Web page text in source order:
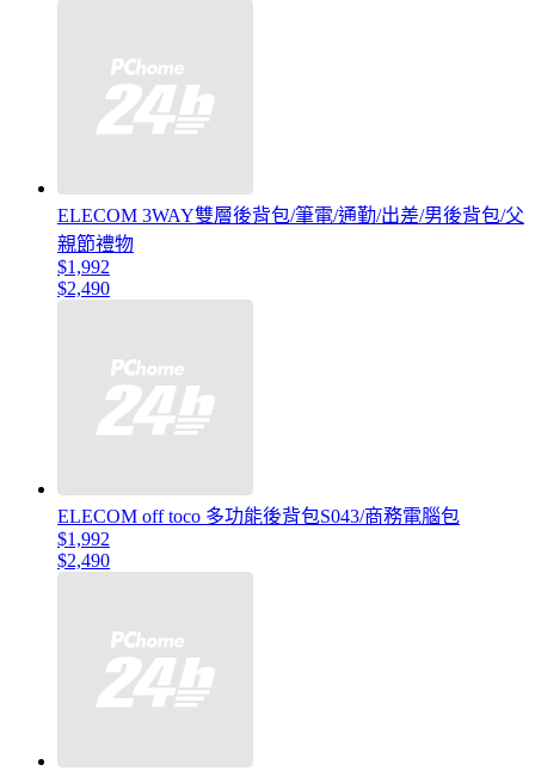
ELECOM 3WAY雙層後背包/筆電/通勤/出差/男後背包/父
親節禮物
$1,992
$2,490
ELECOM off toco 多功能後背包S043/商務電腦包
$1,992
$2,490